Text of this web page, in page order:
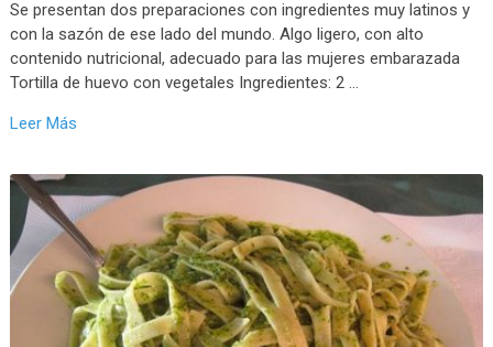
Se presentan dos preparaciones con ingredientes muy latinos y
con la sazón de ese lado del mundo. Algo ligero, con alto
contenido nutricional, adecuado para las mujeres embarazada
Tortilla de huevo con vegetales Ingredientes: 2 …
Leer Más